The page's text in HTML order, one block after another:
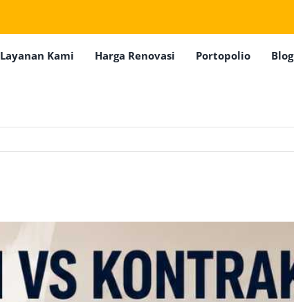
Layanan Kami Harga Renovasi Portopolio Blog